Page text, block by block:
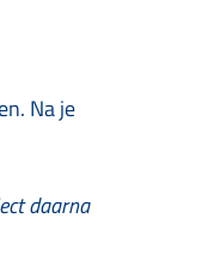
Na je
daarna